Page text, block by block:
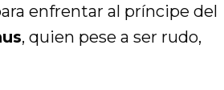
enfrentar al príncipe del
, quien pese a ser rudo,